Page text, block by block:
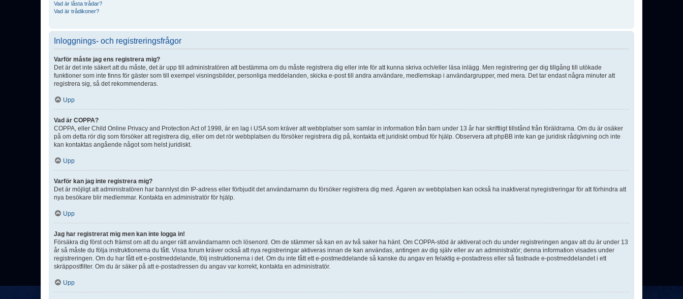
Vad är låsta trådar?
Vad är trådikoner?
Inloggnings- och registreringsfrågor
Varför måste jag ens registrera mig?
Det är det inte säkert att du måste, det är upp till administratören att bestämma om du måste registrera dig eller inte för att kunna skriva och/eller läsa inlägg. Men registrering ger dig tillgång till utökade
funktioner som inte finns för gäster som till exempel visningsbilder, personliga meddelanden, skicka e-post till andra användare, medlemskap i användargrupper, med mera. Det tar endast några minuter att
registrera sig, så det rekommenderas.
Upp
Vad är COPPA?
COPPA, eller Child Online Privacy and Protection Act of 1998, är en lag i USA som kräver att webbplatser som samlar in information från barn under 13 år har skriftligt tillstånd från föräldrarna. Om du är osäker
på om detta rör dig som försöker att registrera dig, eller om det rör webbplatsen du försöker registrera dig på, kontakta ett juridiskt ombud för hjälp. Observera att phpBB inte kan ge juridisk rådgivning och inte
kan kontaktas angående något som helst juridiskt.
Upp
Varför kan jag inte registrera mig?
Det är möjligt att administratören har bannlyst din IP-adress eller förbjudit det användarnamn du försöker registrera dig med. Ägaren av webbplatsen kan också ha inaktiverat nyregistreringar för att förhindra att
nya besökare blir medlemmar. Kontakta en administratör för hjälp.
Upp
Jag har registrerat mig men kan inte logga in!
Försäkra dig först och främst om att du anger rätt användarnamn och lösenord. Om de stämmer så kan en av två saker ha hänt. Om COPPA-stöd är aktiverat och du under registreringen angav att du är under 13
år så måste du följa instruktionerna du fått. Vissa forum kräver också att nya registreringar aktiveras innan de kan användas, antingen av dig själv eller av an administratör; denna information visades under
registreringen. Om du har fått ett e-postmeddelande, följ instruktionerna i det. Om du inte fått ett e-postmeddelande så kanske du angav en felaktig e-postadress eller så fastnade e-postmeddelandet i ett
skräppostfilter. Om du är säker på att e-postadressen du angav var korrekt, kontakta en administratör.
Upp